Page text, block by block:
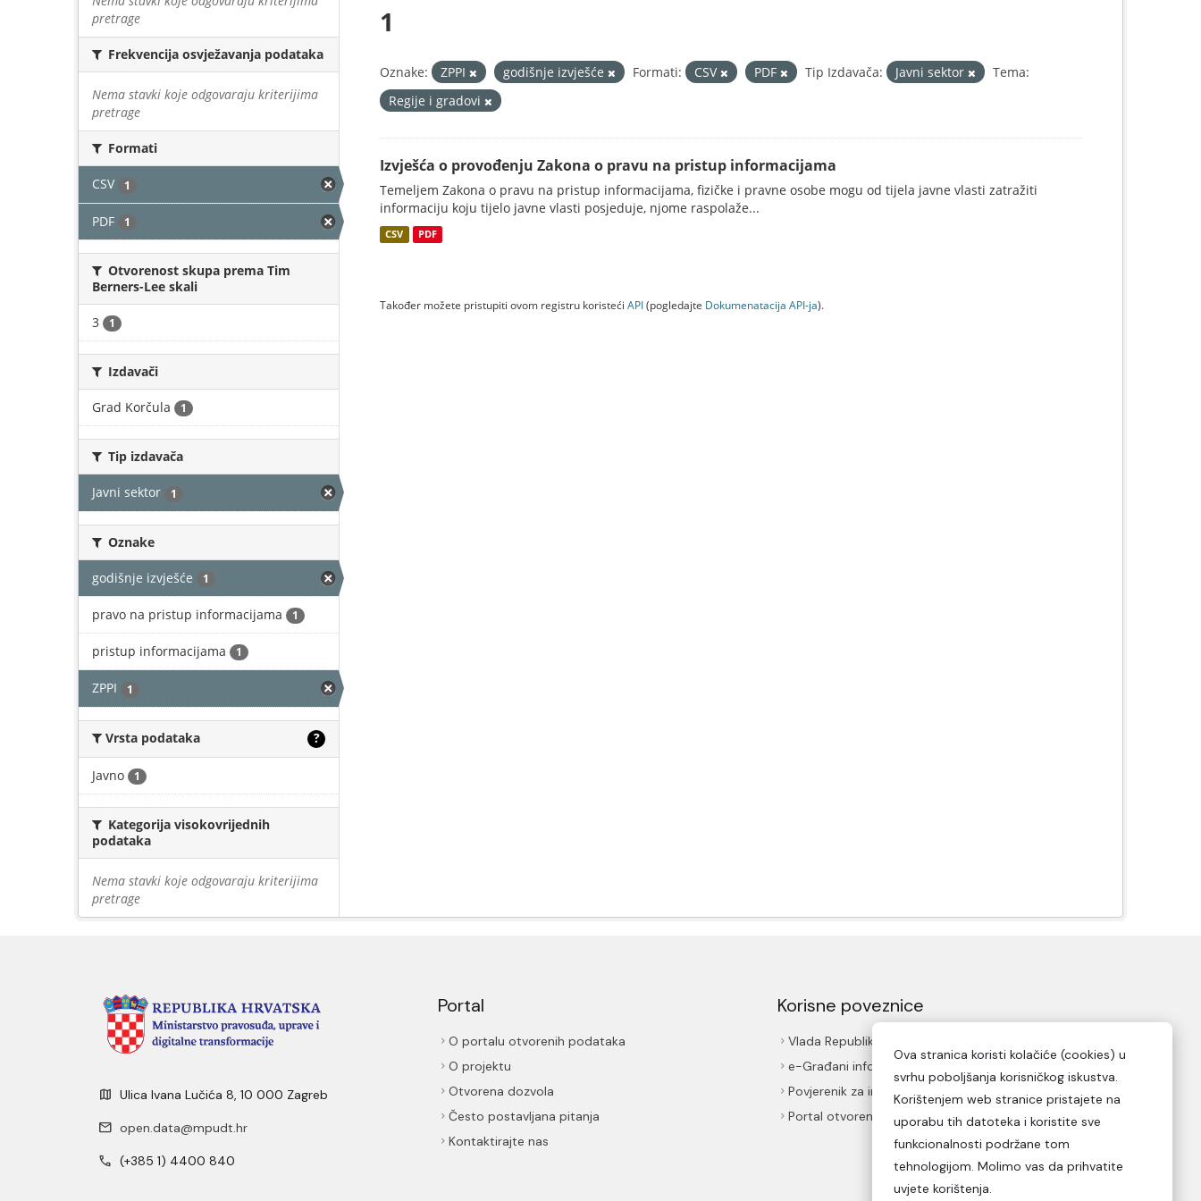
pretrage
Frekvencija osvježavanja podataka
Nema stavki koje odgovaraju kriterijima
pretrage
Formati
CSV 1
PDF 1
Otvorenost skupa prema Tim
Berners-Lee skali
3 1
Izdavači
Grad Korčula 1
Tip izdavača
Javni sektor 1
Oznake
godišnje izvješće 1
pravo na pristup informacijama 1
pristup informacijama 1
ZPPI 1
Vrsta podataka ?
Javno 1
Kategorija visokovrijednih
podataka
Nema stavki koje odgovaraju kriterijima
pretrage
1
Oznake: ZPPI godišnje izvješće Formati: CSV PDF Tip Izdavača: Javni sektor
Tema:
Regije i gradovi
Izvješća o provođenju Zakona o pravu na pristup informacijama
Temeljem Zakona o pravu na pristup informacijama, fizičke i pravne osobe mogu od tijela javne vlasti zatražiti
informaciju koju tijelo javne vlasti posjeduje, njome raspolaže...
CSV PDF
Također možete pristupiti ovom registru koristeći API(pogledajte Dokumenаtаcijа API-jа).